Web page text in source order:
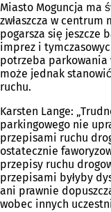
Miasto Moguncja ma
zwłaszcza w
pogarsza się jeszcze
imprez i
potrzeba parkowania
może jednak
ruchu.
Karsten Lange:
parkingowego nie
przepisami ruchu
ostatecznie
przepisy ruchu
przepisami byłyby
ani prawnie
wobec innych